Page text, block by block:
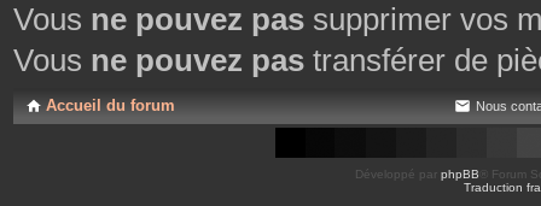
Vous ne pouvez pas supprimer vos
Vous ne pouvez pas transférer de
Accueil du forum Nous
Développé par phpBB ® Forum
Traduction